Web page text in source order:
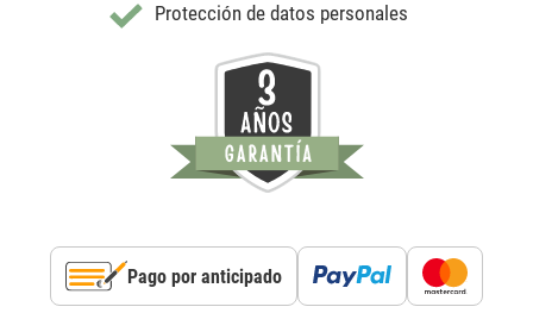
Protección de datos personales
Pago por anticipado